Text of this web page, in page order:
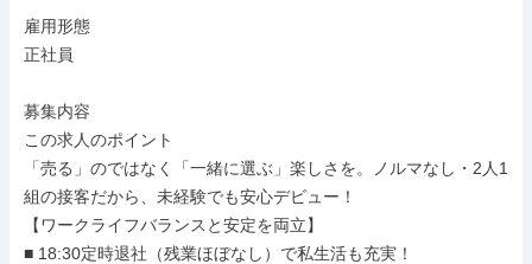
雇用形態
正社員
募集内容
この求人のポイント
「売る」のではなく「一緒に選ぶ」楽しさを。ノルマなし・2人1
組の接客だから、未経験でも安心デビュー！
【ワークライフバランスと安定を両立】
■ 18:30定時退社（残業ほぼなし）で私生活も充実！